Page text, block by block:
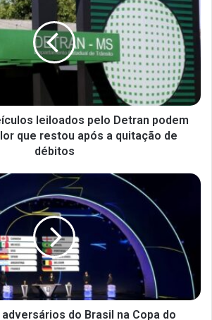
leiloados pelo Detran podem
que restou após a quitação de
débitos
do Brasil na Copa do